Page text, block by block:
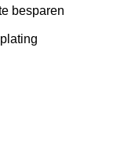
besparen